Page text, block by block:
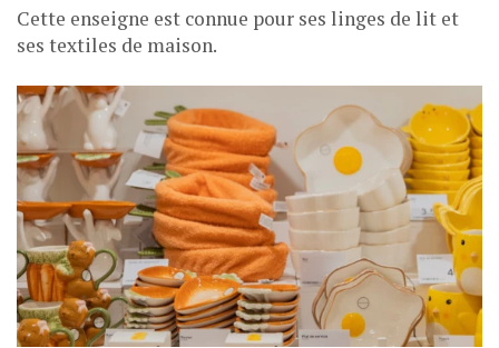
Cette enseigne est connue pour ses linges de lit et
ses textiles de maison.